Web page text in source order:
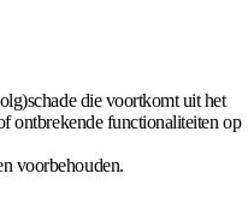
die voortkomt uit het
ontbrekende functionaliteiten op
voorbehouden.